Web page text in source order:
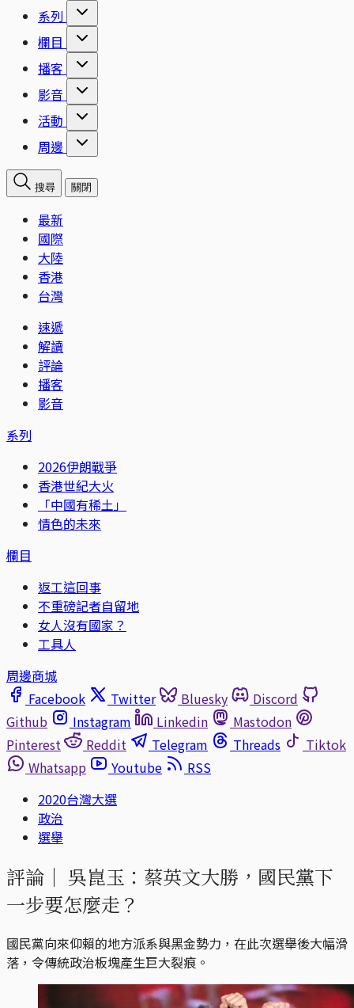
系列
欄目
播客
影音
活動
周邊
搜尋 關閉
最新
國際
大陸
香港
台灣
速遞
解讀
評論
播客
影音
系列
2026伊朗戰爭
香港世紀大火
「中國有稀土」
情色的未來
欄目
返工這回事
不重磅記者自留地
女人沒有國家？
工具人
周邊商城
Facebook
Twitter Bluesky
Discord
Github
Instagram Linkedin
Mastodon
Pinterest
Reddit Telegram Threads
Tiktok
Whatsapp
Youtube
RSS
2020台灣大選
政治
選舉
評論｜ 吳崑玉：蔡英文大勝，國民黨下
一步要怎麼走？
國民黨向來仰賴的地方派系與黑金勢力，在此次選舉後大幅滑
落，令傳統政治板塊產生巨大裂痕。